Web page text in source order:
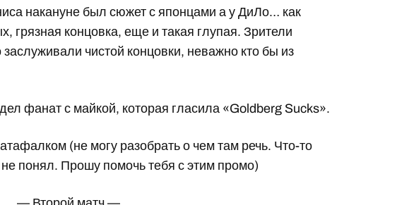
накануне был сюжет с японцами а у ДиЛо… как
грязная концовка, еще и такая глупая. Зрители
чистой концовки, неважно кто бы из
фанат с майкой, которая гласила «Goldberg Sucks».
(не могу разобрать о чем там речь. Что-то
понял. Прошу помочь тебя с этим промо)